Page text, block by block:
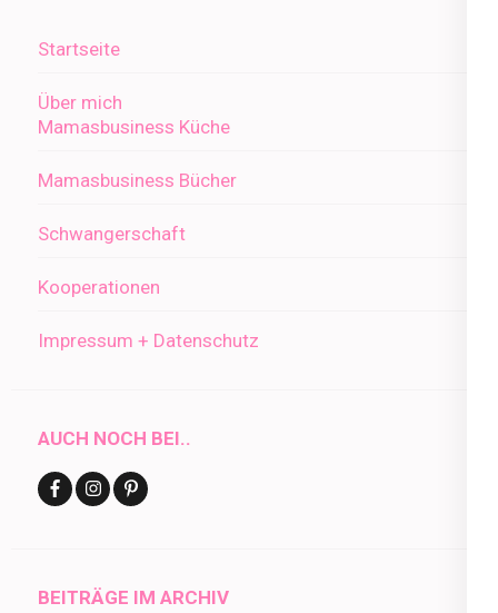
Startseite
Über mich
Mamasbusiness Küche
Mamasbusiness Bücher
Schwangerschaft
Kooperationen
Impressum + Datenschutz
AUCH NOCH BEI..
BEITRÄGE IM ARCHIV